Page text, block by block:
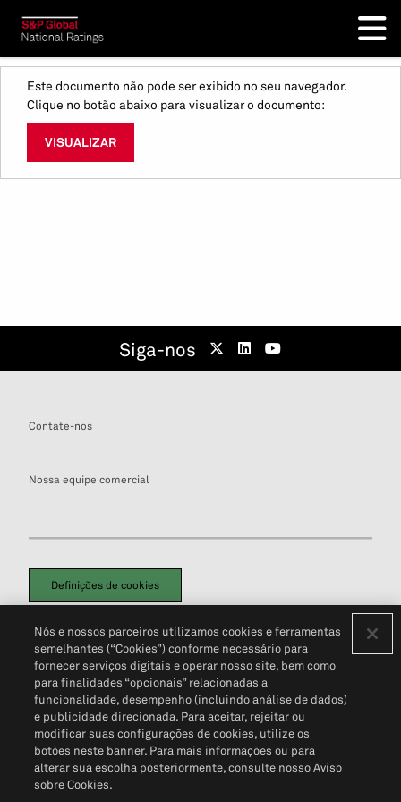
Este documento não pode ser exibido no seu navegador.
Clique no botão abaixo para visualizar o documento:
VISUALIZAR
Siga-nos
Contate-nos
Nossa equipe comercial
Definições de cookies
Política de PrivacidadePortal de privacidade do cliente (em inglês)
Não Venda Minhas Informações Pessoais© 2026 S&P Global
Nós e nossos parceiros utilizamos cookies e ferramentas
semelhantes (“Cookies”) conforme necessário para
fornecer serviços digitais e operar nosso site, bem como
para finalidades “opcionais” relacionadas a
funcionalidade, desempenho (incluindo análise de dados)
e publicidade direcionada. Para aceitar, rejeitar ou
modificar suas configurações de cookies, utilize os
botões neste banner. Para mais informações ou para
alterar sua escolha posteriormente, consulte nosso Aviso
sobre Cookies.